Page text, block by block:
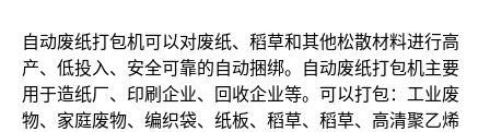
自动废纸打包机可以对废纸、稻草和其他松散材料进行高
产、低投入、安全可靠的自动捆绑。自动废纸打包机主要
用于造纸厂、印刷企业、回收企业等。可以打包：工业废
物、家庭废物、编织袋、纸板、稻草、稻草、高清聚乙烯